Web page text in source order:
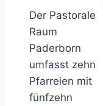
Der Pastorale
Raum
Paderborn
umfasst zehn
Pfarreien mit
fünfzehn